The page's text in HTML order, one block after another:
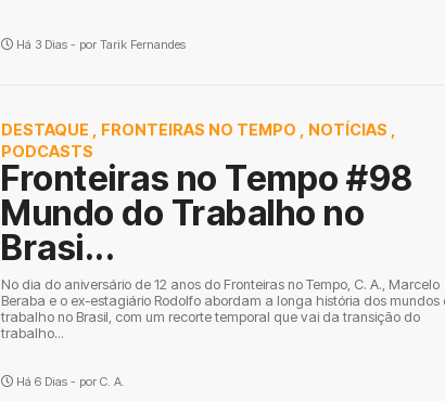
Há 3 Dias - por Tarik Fernandes
DESTAQUE FRONTEIRAS NO TEMPO NOTÍCIAS
PODCASTS
Fronteiras no Tempo #98
Mundo do Trabalho no
Brasi...
No dia do aniversário de 12 anos do Fronteiras no Tempo, C. A., Marcelo
Beraba e o ex-estagiário Rodolfo abordam a longa história dos mundos
trabalho no Brasil, com um recorte temporal que vai da transição do
trabalho...
Há 6 Dias - por C. A.